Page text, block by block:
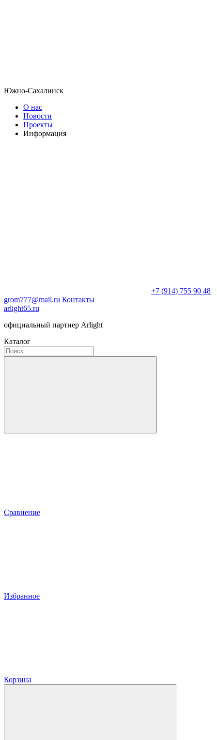
Южно-Сахалинск
О нас
Новости
Проекты
Информация
+7 (914) 755 90 48
grom777@mail.ru Контакты
arlight65.ru
официальный партнер Arlight
Каталог
Сравнение
Избранное
Корзина